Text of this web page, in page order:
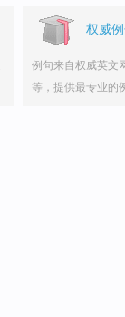
权威
例句来自权威英文
等，提供最专业的